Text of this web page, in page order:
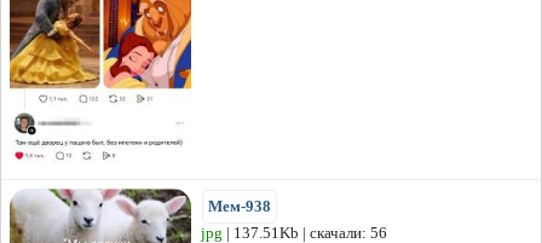
Мем-938
jpg | 137.51Kb | скачали: 56